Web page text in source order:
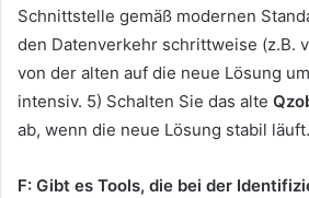
Schnittstelle gemäß modernen
den Datenverkehr schrittweise (z.B.
von der alten auf die neue Lösung
intensiv. 5) Schalten Sie das alte
ab, wenn die neue Lösung stabil läuft.
F: Gibt es Tools, die bei der